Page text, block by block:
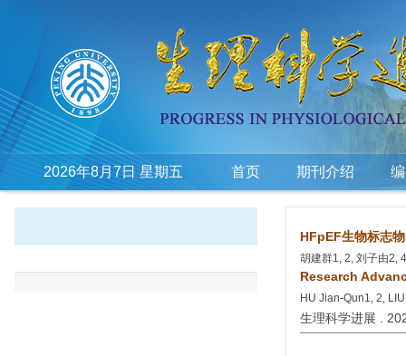
2026年8月7日 星期五 首页 期刊介绍
HFpEF生物标志
胡建群1, 2, 刘子由2,
Research
HU Jian-Qun1, 2,
生理科学进展 .